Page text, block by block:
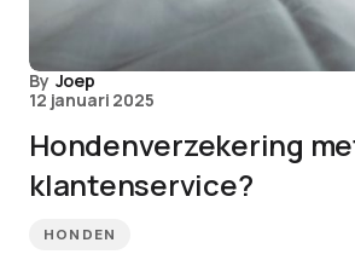
By Joep
12 januari 2025
Hondenverzekering
klantenservice?
HONDEN